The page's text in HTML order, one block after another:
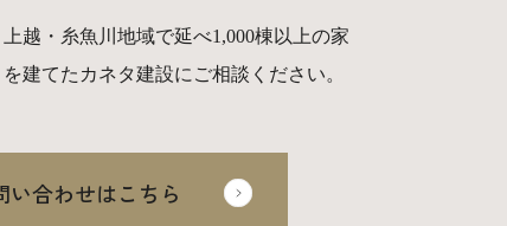
上越・糸魚川地域で延べ1,000棟以上の家
を建てたカネタ建設にご相談ください。
い合わせはこちら